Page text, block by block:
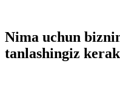
Nima uchun
tanlashingiz